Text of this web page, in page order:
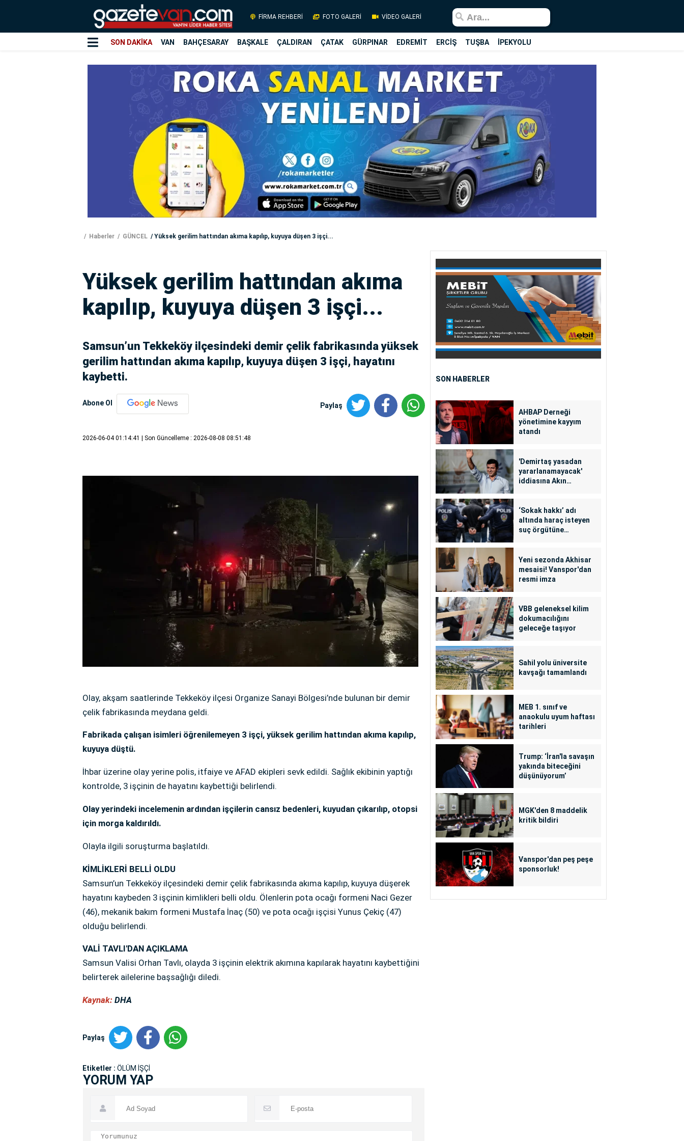
FİRMA REHBERİ FOTO GALERİ VİDEO GALERİ
SON DAKİKA VAN BAHÇESARAY BAŞKALE ÇALDIRAN ÇATAK GÜRPINAR EDREMİT ERCİŞ TUŞBA İPEKYOLU
Haberler GÜNCEL Yüksek gerilim hattından akıma kapılıp, kuyuya düşen 3 işçi...
Yüksek gerilim hattından akıma
kapılıp, kuyuya düşen 3 işçi...
Samsun’un Tekkeköy ilçesindeki demir çelik fabrikasında yüksek
gerilim hattından akıma kapılıp, kuyuya düşen 3 işçi, hayatını
kaybetti.
Abone Ol Paylaş
2026-06-04 01:14:41 | Son Güncelleme : 2026-08-08 08:51:48
Olay, akşam saatlerinde Tekkeköy ilçesi Organize Sanayi Bölgesi’nde bulunan bir demir
çelik fabrikasında meydana geldi.
Fabrikada çalışan isimleri öğrenilemeyen 3 işçi, yüksek gerilim hattından akıma kapılıp,
kuyuya düştü.
İhbar üzerine olay yerine polis, itfaiye ve AFAD ekipleri sevk edildi. Sağlık ekibinin yaptığı
kontrolde, 3 işçinin de hayatını kaybettiği belirlendi.
Olay yerindeki incelemenin ardından işçilerin cansız bedenleri, kuyudan çıkarılıp, otopsi
için morga kaldırıldı.
Olayla ilgili soruşturma başlatıldı.
KİMLİKLERİ BELLİ OLDU
Samsun’un Tekkeköy ilçesindeki demir çelik fabrikasında akıma kapılıp, kuyuya düşerek
hayatını kaybeden 3 işçinin kimlikleri belli oldu. Ölenlerin pota ocağı formeni Naci Gezer
(46), mekanik bakım formeni Mustafa İnaç (50) ve pota ocağı işçisi Yunus Çekiç (47)
olduğu belirlendi.
VALİ TAVLI'DAN AÇIKLAMA
Samsun Valisi Orhan Tavlı, olayda 3 işçinin elektrik akımına kapılarak hayatını kaybettiğini
belirterek ailelerine başsağlığı diledi.
Kaynak: DHA
Paylaş
Etiketler : ÖLÜM İŞÇİ
YORUM YAP
SON HABERLER
AHBAP Derneği
yönetimine kayyım
atandı
'Demirtaş yasadan
yararlanamayacak'
iddiasına Akın
‘Sokak hakkı’ adı
altında haraç isteyen
suç örgütüne
Yeni sezonda Akhisar
mesaisi! Vanspor'dan
resmi imza
VBB geleneksel kilim
dokumacılığını
geleceğe taşıyor
Sahil yolu üniversite
kavşağı tamamlandı
MEB 1. sınıf ve
anaokulu uyum haftası
tarihleri
Trump: ‘İran'la savaşın
yakında biteceğini
düşünüyorum’
MGK'den 8 maddelik
kritik bildiri
Vanspor'dan peş peşe
sponsorluk!